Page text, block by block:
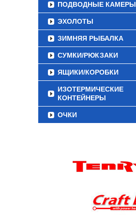
ПОДВОДНЫЕ КАМЕРЫ
ЭХОЛОТЫ
ЗИМНЯЯ РЫБАЛКА
СУМКИ/РЮКЗАКИ
ЯЩИКИ/КОРОБКИ
ИЗОТЕРМИЧЕСКИЕ
КОНТЕЙНЕРЫ
ОЧКИ